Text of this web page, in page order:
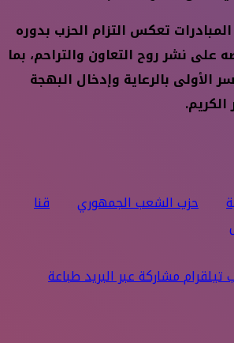
تعكس التزام الحزب بدوره
على نشر روح التعاون والتراحم، بما
بالرعاية وإدخال البهجة
حزب الشعب الجمهوري
قنا
تيلقراممشاركة عبر البريدطباعة